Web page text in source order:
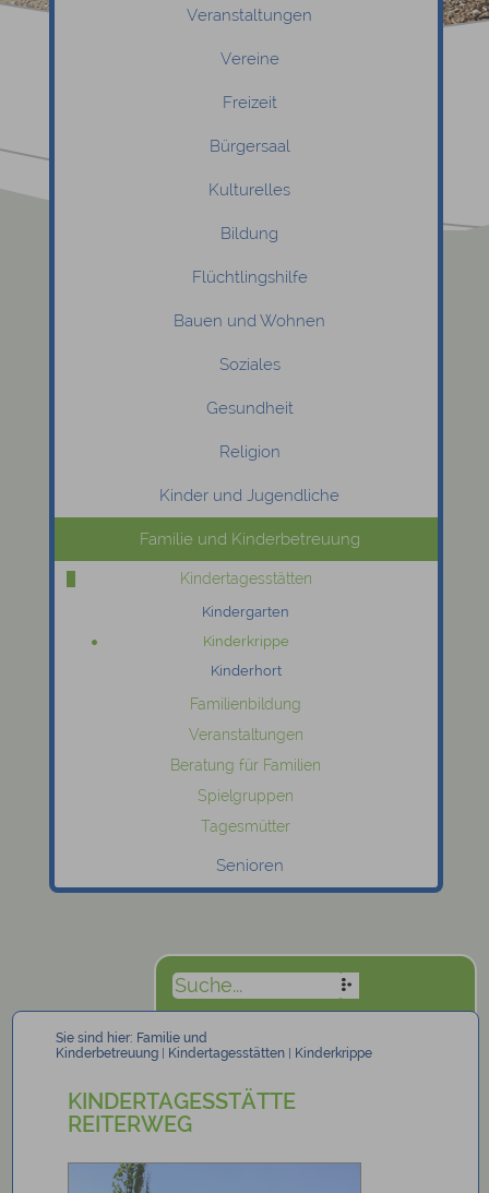
Veranstaltungen
Vereine
Freizeit
Bürgersaal
Kulturelles
Bildung
Flüchtlingshilfe
Bauen und Wohnen
Soziales
Gesundheit
Religion
Kinder und Jugendliche
Familie und Kinderbetreuung
Kindertagesstätten
Kindergarten
Kinderkrippe
Kinderhort
Familienbildung
Veranstaltungen
Beratung für Familien
Spielgruppen
Tagesmütter
Senioren
Sie sind hier: Familie und
Kinderbetreuung
Kindertagesstätten Kinderkrippe
KINDERTAGESSTÄTTE
REITERWEG